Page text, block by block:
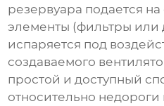
резервуара подается
элементы (фильтры или
испаряется под
создаваемого
простой и доступный
относительно недороги